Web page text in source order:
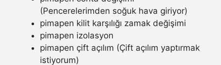
(Pencerelerimden soğuk hava giriyor)
pimapen kilit karşılığı zamak değişimi
pimapen izolasyon
pimapen çift açılım (Çift açılım yaptırmak
istiyorum)